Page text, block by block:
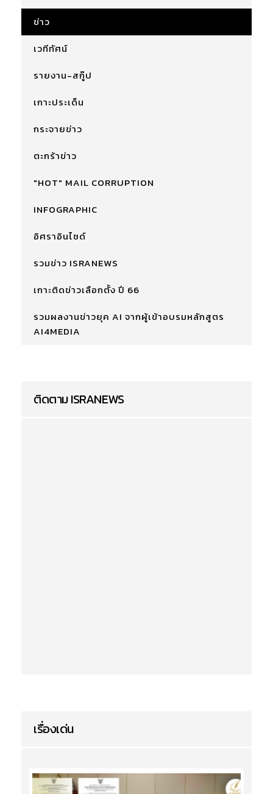
ข่าว
เวทีทัศน์
รายงาน-สกู๊ป
เกาะประเด็น
กระจายข่าว
ตะกร้าข่าว
"HOT" MAIL CORRUPTION
INFOGRAPHIC
อิศราอินไซด์
รวมข่าว ISRANEWS
เกาะติดข่าวเลือกตั้ง ปี 66
รวมผลงานข่าวยุค AI จากผู้เข้าอบรมหลักสูตร
AI4MEDIA
ติดตาม ISRANEWS
เรื่องเด่น